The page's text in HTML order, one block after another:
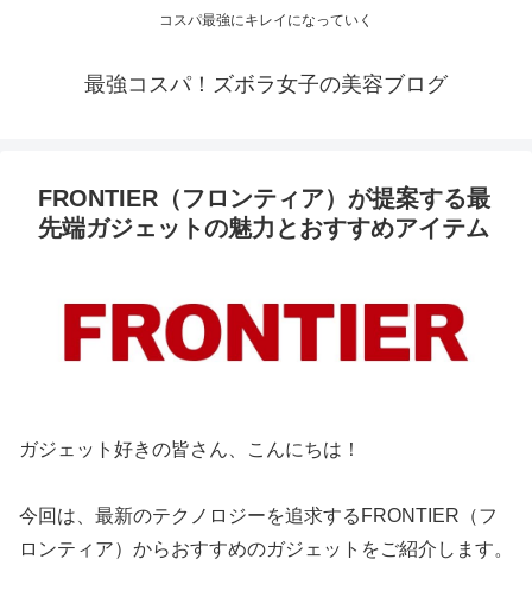
コスパ最強にキレイになっていく
最強コスパ！ズボラ女子の美容ブログ
FRONTIER（フロンティア）が提案する最
先端ガジェットの魅力とおすすめアイテム
ガジェット好きの皆さん、こんにちは！
今回は、最新のテクノロジーを追求するFRONTIER（フ
ロンティア）からおすすめのガジェットをご紹介します。